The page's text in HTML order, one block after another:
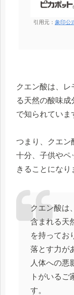
引用元： 象印公
クエン酸は、
る天然の酸味成
で知られていま
つまり、クエン
十分、子供やペ
きることになり
クエン酸は
含まれる天
を持ってお
落とす力が
人体への悪
トがいるご
す。